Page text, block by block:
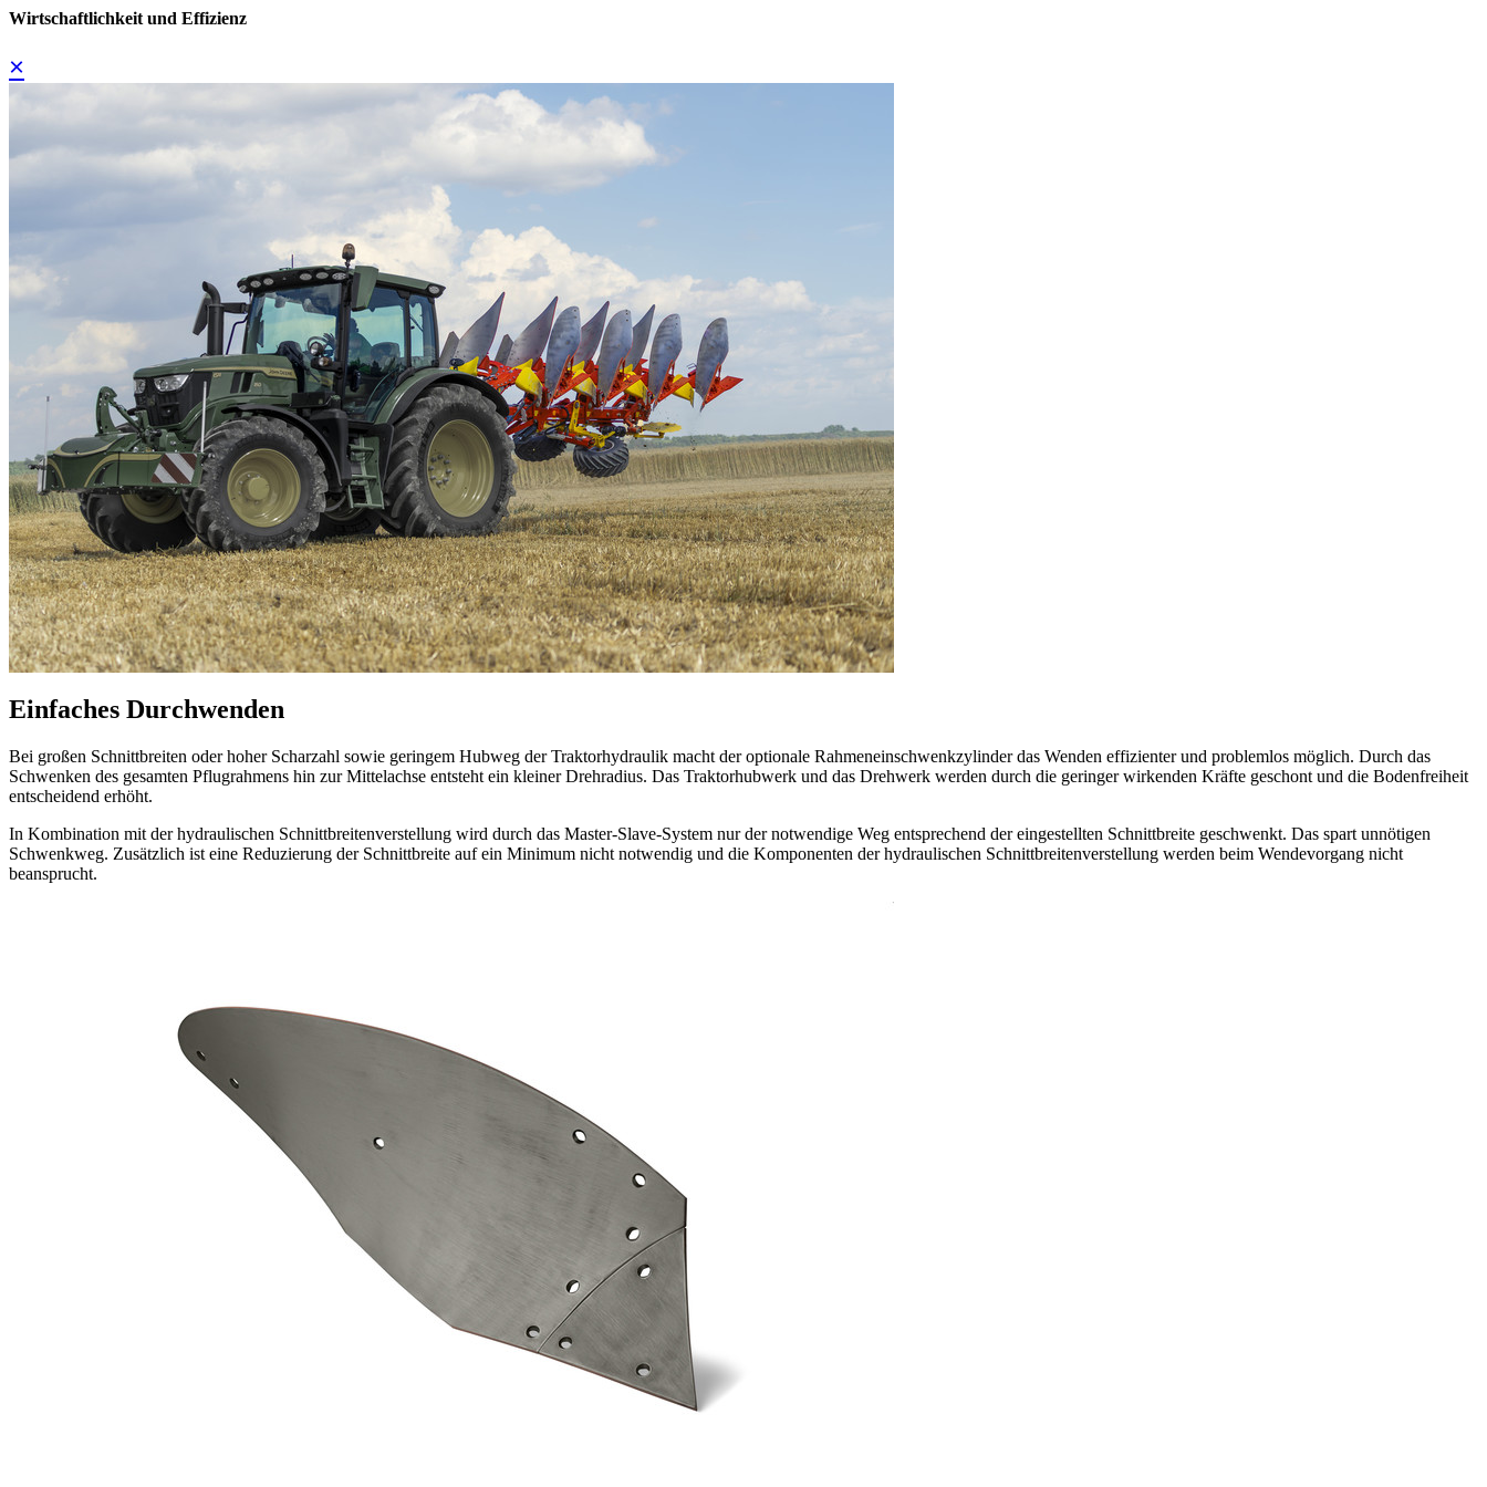
Wirtschaftlichkeit und Effizienz
×
Einfaches Durchwenden
Bei großen Schnittbreiten oder hoher Scharzahl sowie geringem Hubweg der Traktorhydraulik macht der optionale Rahmeneinschwenkzylinder das Wenden effizienter und problemlos möglich. Durch das
Schwenken des gesamten Pflugrahmens hin zur Mittelachse entsteht ein kleiner Drehradius. Das Traktorhubwerk und das Drehwerk werden durch die geringer wirkenden Kräfte geschont und die Bodenfreiheit
entscheidend erhöht.
In Kombination mit der hydraulischen Schnittbreitenverstellung wird durch das Master-Slave-System nur der notwendige Weg entsprechend der eingestellten Schnittbreite geschwenkt. Das spart unnötigen
Schwenkweg. Zusätzlich ist eine Reduzierung der Schnittbreite auf ein Minimum nicht notwendig und die Komponenten der hydraulischen Schnittbreitenverstellung werden beim Wendevorgang nicht
beansprucht.